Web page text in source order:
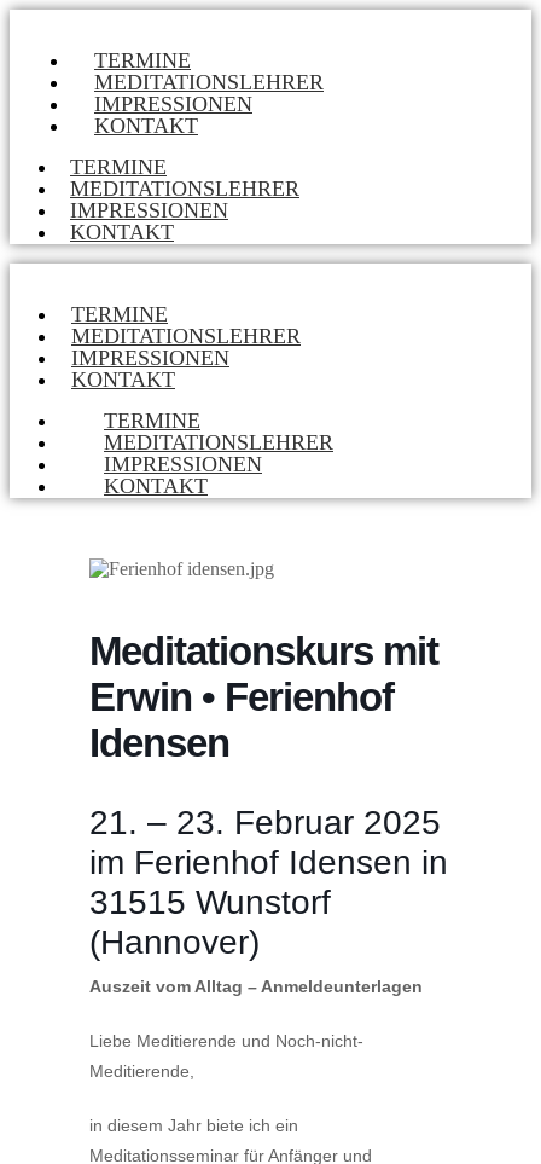
TERMINE
MEDITATIONSLEHRER
IMPRESSIONEN
KONTAKT
TERMINE
MEDITATIONSLEHRER
IMPRESSIONEN
KONTAKT
TERMINE
MEDITATIONSLEHRER
IMPRESSIONEN
KONTAKT
TERMINE
MEDITATIONSLEHRER
IMPRESSIONEN
KONTAKT
Meditationskurs mit
Erwin • Ferienhof
Idensen
21. – 23. Februar 2025
im Ferienhof Idensen in
31515 Wunstorf
(Hannover)
Auszeit vom Alltag – Anmeldeunterlagen
Liebe Meditierende und Noch-nicht-
Meditierende,
in diesem Jahr biete ich ein
Meditationsseminar für Anfänger und